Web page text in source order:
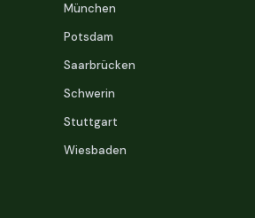
München
Potsdam
Saarbrücken
Schwerin
Stuttgart
Wiesbaden